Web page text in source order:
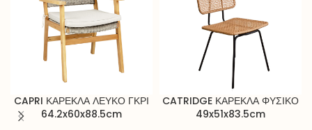
CAPRI ΚΑΡΕΚΛΑ ΛΕΥΚΟ ΓΚΡΙ
64.2x60x88.5cm
CATRIDGE ΚΑΡΕΚΛΑ ΦΥΣΙΚΟ
49x51x83.5cm